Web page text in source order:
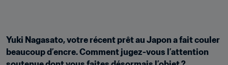
Yuki Nagasato, votre récent prêt au Japon a fait couler
beaucoup d’encre. Comment jugez-vous l’attention